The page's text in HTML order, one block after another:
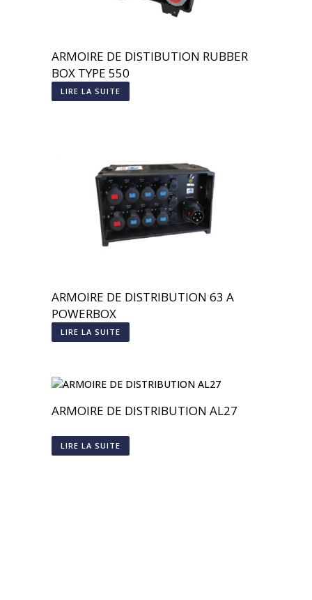
ARMOIRE DE DISTIBUTION RUBBER
BOX TYPE 550
LIRE LA SUITE
ARMOIRE DE DISTRIBUTION 63 A
POWERBOX
LIRE LA SUITE
ARMOIRE DE DISTRIBUTION AL27
LIRE LA SUITE